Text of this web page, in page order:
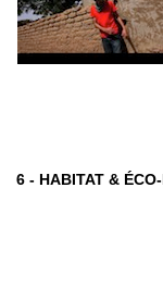
6 - HABITAT &